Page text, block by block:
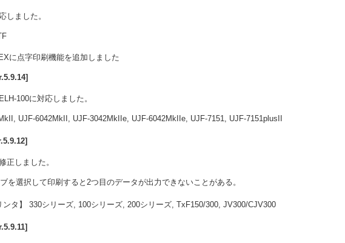
しました。
に点字印刷機能を追加しました
100に対応しました。
UJF-6042MkII, UJF-3042MkIIe, UJF-6042MkIIe, UJF-7151, UJF-7151plusII
正しました。
を選択して印刷すると2つ目のデータが出力できないことがある。
ンタ】 330シリーズ, 100シリーズ, 200シリーズ, TxF150/300, JV300/CJV300